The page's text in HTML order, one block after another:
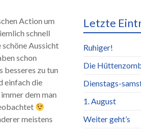
Action um
schnell
schöne Aussicht
schon
besseres zu tun
einfach die
dem man
meistens
Letzte
Ruhiger!
Die
Dienstags-
1. August
Weiter geht’s